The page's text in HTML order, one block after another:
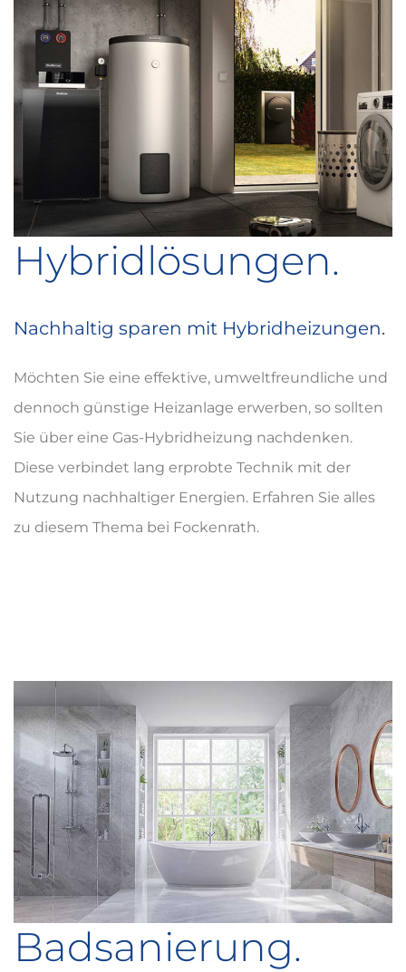
Hybridlösungen.
Nachhaltig sparen mit Hybridheizungen.
Möchten Sie eine effektive, umweltfreundliche und
dennoch günstige Heizanlage erwerben, so sollten
Sie über eine Gas-Hybridheizung nachdenken.
Diese verbindet lang erprobte Technik mit der
Nutzung nachhaltiger Energien. Erfahren Sie alles
zu diesem Thema bei Fockenrath.
Badsanierung.